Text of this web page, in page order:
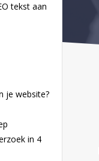
tekst aan
je website?
in 4